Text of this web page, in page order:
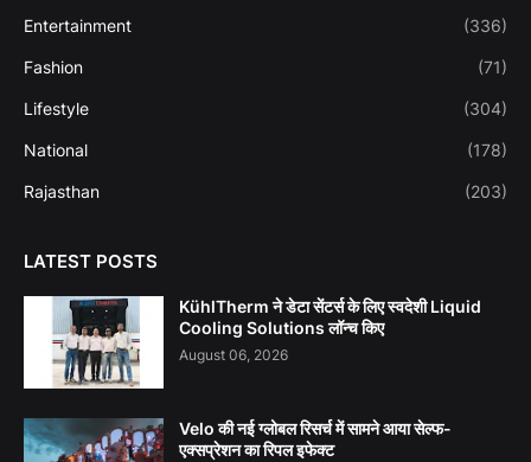
Entertainment (336)
Fashion (71)
Lifestyle (304)
National (178)
Rajasthan (203)
LATEST POSTS
KühlTherm ने डेटा सेंटर्स के लिए स्वदेशी Liquid
Cooling Solutions लॉन्च किए
August 06, 2026
Velo की नई ग्लोबल रिसर्च में सामने आया सेल्फ-
एक्सप्रेशन का रिपल इफेक्ट